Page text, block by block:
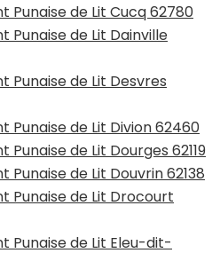
Punaise de Lit Cucq 62780
Punaise de Lit Dainville
Punaise de Lit Desvres
Punaise de Lit Divion 62460
de Lit Dourges 62119
de Lit Douvrin 62138
Punaise de Lit Drocourt
Punaise de Lit Eleu-dit-